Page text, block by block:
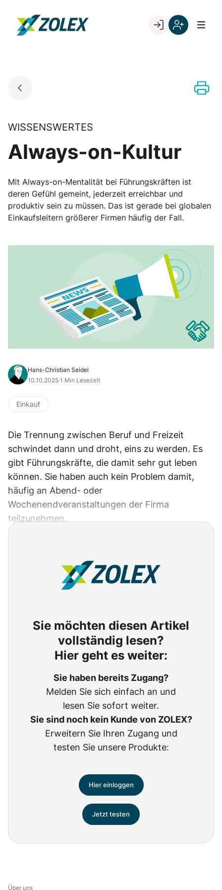
content
Go to landing page.
WISSENSWERTES
Always-on-Kultur
Mit Always-on-Mentalität bei Führungskräften ist
deren Gefühl gemeint, jederzeit erreichbar und
produktiv sein zu müssen. Das ist gerade bei globalen
Einkaufsleitern größerer Firmen häufig der Fall.
Hans-Christian Seidel
10.10.2025·1 Min Lesezeit
Einkauf
Die Trennung zwischen Beruf und Freizeit
schwindet dann und droht, eins zu werden. Es
gibt Führungskräfte, die damit sehr gut leben
können. Sie haben auch kein Problem damit,
häufig an Abend- oder
Wochenendveranstaltungen der Firma
teilzunehmen.
Sie möchten diesen Artikel
vollständig lesen?
Hier geht es weiter:
Sie haben bereits Zugang?
Melden Sie sich einfach an und
lesen Sie sofort weiter.
Sie sind noch kein Kunde von ZOLEX?
Erweitern Sie Ihren Zugang und
testen Sie unsere Produkte:
Hier einloggen
Jetzt testen
Über uns